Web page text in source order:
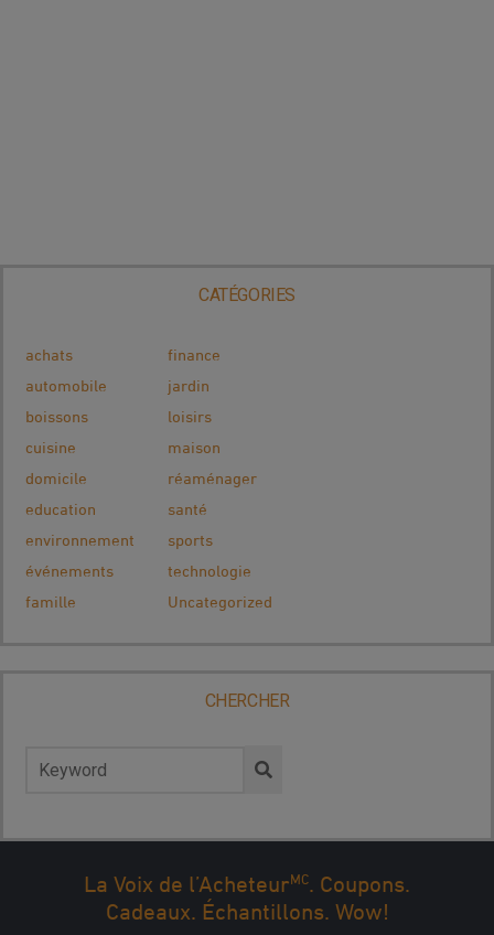
CATÉGORIES
achats
automobile
boissons
cuisine
domicile
education
environnement
événements
famille
finance
jardin
loisirs
maison
réaménager
santé
sports
technologie
Uncategorized
CHERCHER
← ... 10 ... 18 19 20 21 22
La Voix de l’AcheteurMC. Coupons.
Cadeaux. Échantillons. Wow!